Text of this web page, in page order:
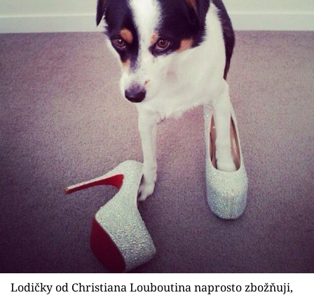
Lodičky od Christiana Louboutina naprosto zbožňuji,